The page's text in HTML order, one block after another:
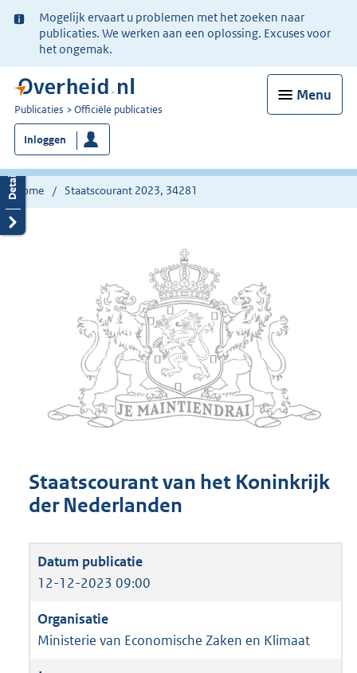
Ter
informatie:
Mogelijk ervaart u problemen met het zoeken naar
publicaties. We werken aan een oplossing. Excuses voor
het ongemak.
Menu
U
bent
nu
hier:
Publicaties Officiële publicaties
Inloggen
Home Staatscourant 2023, 34281
Staatscourant van het Koninkrijk
der Nederlanden
12-12-2023 09:00
Ministerie van Economische Zaken en Klimaat